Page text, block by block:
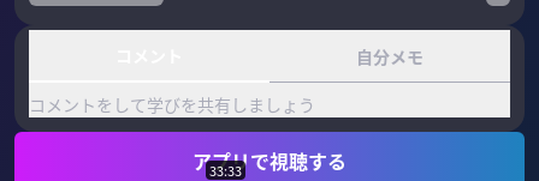
自分メモ
コメントをして学びを共有しましょう
アプリで視聴する
33:33